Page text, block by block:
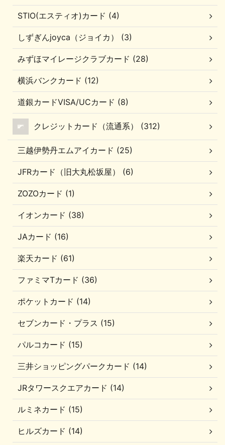
STIO(エスティオ)カード (4)
しずぎんjoyca（ジョイカ） (3)
みずほマイレージクラブカード (28)
横浜バンクカード (12)
道銀カードVISA/UCカード (8)
クレジットカード（流通系） (312)
三越伊勢丹エムアイカード (25)
JFRカード（旧大丸松坂屋） (6)
ZOZOカード (1)
イオンカード (38)
JAカード (16)
楽天カード (61)
ファミマTカード (36)
ポケットカード (14)
セブンカード・プラス (15)
パルコカード (15)
三井ショッピングパークカード (14)
JRタワースクエアカード (14)
ルミネカード (15)
ヒルズカード (14)